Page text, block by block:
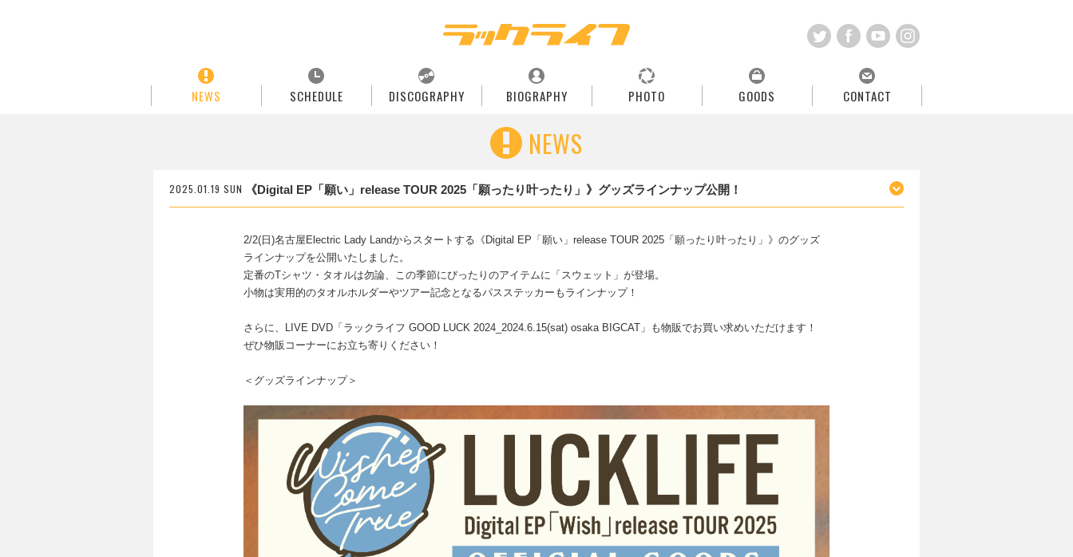
NEWS SCHEDULE DISCOGRAPHY BIOGRAPHY PHOTO GOODS CONTACT
NEWS
2025.01.19 SUN 《Digital EP「願い」release TOUR 2025「願ったり叶ったり」》グッズラインナップ公開！
2/2(日)名古屋Electric Lady Landからスタートする《Digital EP「願い」release TOUR 2025「願ったり叶ったり」》のグッズ
ラインナップを公開いたしました。
定番のTシャツ・タオルは勿論、この季節にぴったりのアイテムに「スウェット」が登場。
小物は実用的のタオルホルダーやツアー記念となるパスステッカーもラインナップ！
さらに、LIVE DVD「ラックライフ GOOD LUCK 2024_2024.6.15(sat) osaka BIGCAT」も物販でお買い求めいただけます！
ぜひ物販コーナーにお立ち寄りください！
＜グッズラインナップ＞